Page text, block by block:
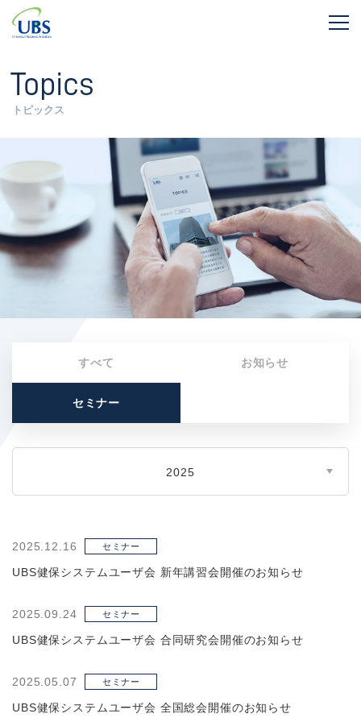
Topics
トピックス
すべて お知らせ
セミナー
2025
2025.12.16 セミナー
UBS健保システムユーザ会 新年講習会開催のお知らせ
2025.09.24 セミナー
UBS健保システムユーザ会 合同研究会開催のお知らせ
2025.05.07 セミナー
UBS健保システムユーザ会 全国総会開催のお知らせ